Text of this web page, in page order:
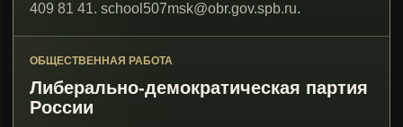
409 81 41. school507msk@obr.gov.spb.ru.
ОБЩЕСТВЕННАЯ РАБОТА
Либерально-демократическая партия
России